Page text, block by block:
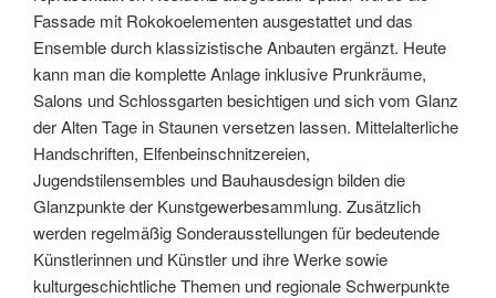
Fassade mit Rokokoelementen ausgestattet und das
Ensemble durch klassizistische Anbauten ergänzt. Heute
kann man die komplette Anlage inklusive Prunkräume,
Salons und Schlossgarten besichtigen und sich vom Glanz
der Alten Tage in Staunen versetzen lassen. Mittelalterliche
Handschriften, Elfenbeinschnitzereien,
Jugendstilensembles und Bauhausdesign bilden die
Glanzpunkte der Kunstgewerbesammlung. Zusätzlich
werden regelmäßig Sonderausstellungen für bedeutende
Künstlerinnen und Künstler und ihre Werke sowie
kulturgeschichtliche Themen und regionale Schwerpunkte